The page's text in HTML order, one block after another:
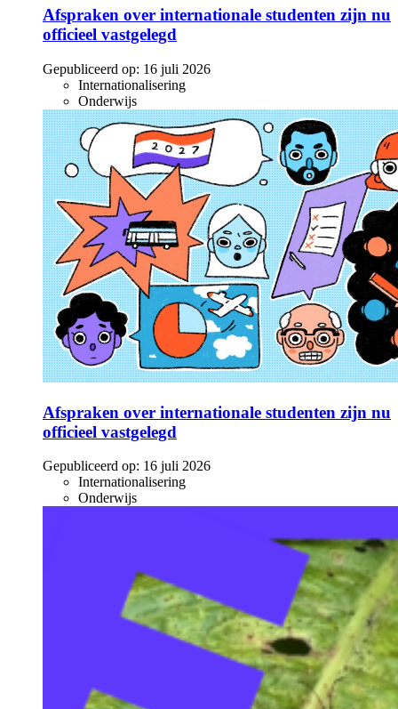
Afspraken over internationale studenten zijn nu
officieel vastgelegd
Gepubliceerd op: 16 juli 2026
Internationalisering
Onderwijs
Afspraken over internationale studenten zijn nu
officieel vastgelegd
Gepubliceerd op: 16 juli 2026
Internationalisering
Onderwijs